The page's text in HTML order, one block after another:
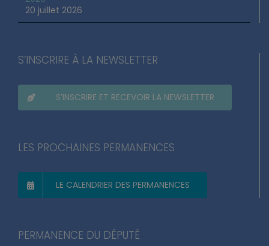
20 juillet 2026
S’INSCRIRE À LA NEWSLETTER
S’INSCRIRE ET RECEVOIR LA NEWSLETTER
LES PROCHAINES PERMANENCES
LE CALENDRIER DES PERMANENCES
PERMANENCE DU DÉPUTÉ